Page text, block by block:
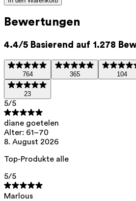
verbessert die
der Haut, sodass sie
Feuchtigkeit versorgt
Feuchtigkeitsverlust
bleibt.
Geeignet für alle
einschließlich
reifer Haut.
Bewertungen
4.4/5 Basierend auf 1.278
764 365 104
23
5/5
diane goetelen
Alter: 61–70
8. August 2026
Top-Produkte alle
5/5
Marlous